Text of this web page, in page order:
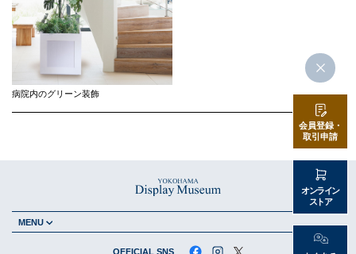
病院内のグリーン装飾
会員登録・
取引申請
オンライン
ストア
MENU
OFFICIAL SNS